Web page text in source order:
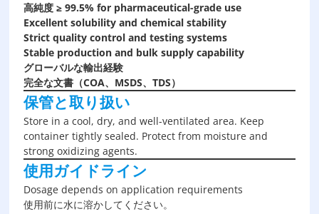
高純度 ≥ 99.5% for pharmaceutical-grade use
Excellent solubility and chemical stability
Strict quality control and testing systems
Stable production and bulk supply capability
グローバルな輸出経験
完全な文書（COA、MSDS、TDS）
保管と取り扱い
Store in a cool, dry, and well-ventilated area. Keep
container tightly sealed. Protect from moisture and
strong oxidizing agents.
使用ガイドライン
Dosage depends on application requirements
使用前に水に溶かしてください。